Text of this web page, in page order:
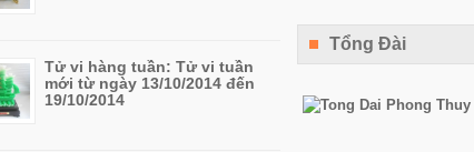
Tử vi hàng tuần: Tử vi tuần
mới từ ngày 13/10/2014 đến
19/10/2014
Tổng Đài